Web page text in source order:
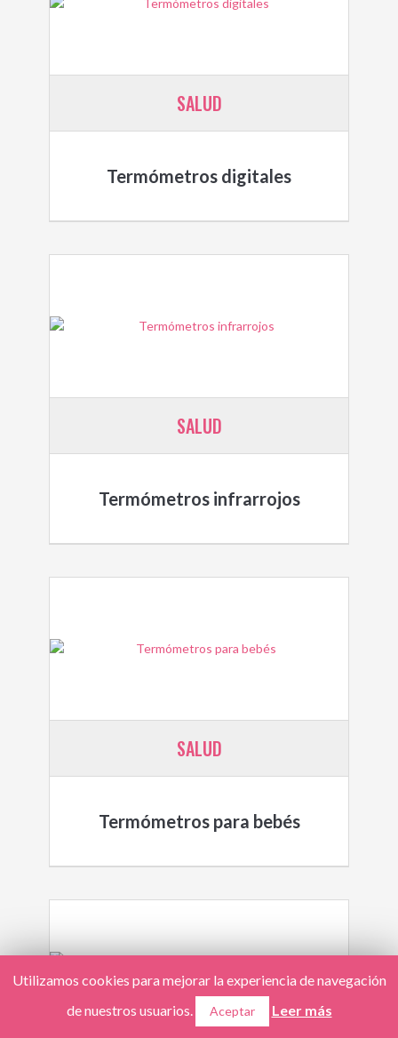
SALUD
Termómetros digitales
SALUD
Termómetros infrarrojos
SALUD
Termómetros para bebés
Utilizamos cookies para mejorar la experiencia de navegación
de nuestros usuarios.
Aceptar Leer más